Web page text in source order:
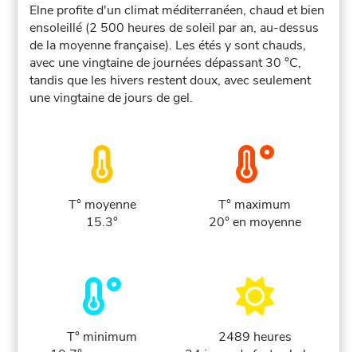
Elne profite d'un climat méditerranéen, chaud et bien
ensoleillé (2 500 heures de soleil par an, au-dessus
de la moyenne française). Les étés y sont chauds,
avec une vingtaine de journées dépassant 30 °C,
tandis que les hivers restent doux, avec seulement
une vingtaine de jours de gel.
T° moyenne
15.3°
T° maximum
20° en moyenne
T° minimum
2489 heures